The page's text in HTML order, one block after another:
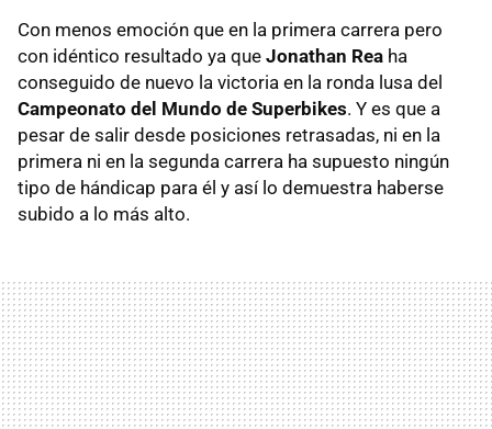
Con menos emoción que en la primera carrera pero
con idéntico resultado ya que Jonathan Rea ha
conseguido de nuevo la victoria en la ronda lusa del
Campeonato del Mundo de Superbikes. Y es que a
pesar de salir desde posiciones retrasadas, ni en la
primera ni en la segunda carrera ha supuesto ningún
tipo de hándicap para él y así lo demuestra haberse
subido a lo más alto.